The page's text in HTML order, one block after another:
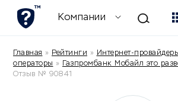
Компании
Главная » Рейтинги » Интернет-
операторы » Газпромбанк Мобайл это
Отзыв № 90841